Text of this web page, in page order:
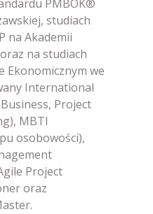
PMBOK®
studiach
na Akademii
na studiach
Ekonomicznym we
International
Project
MBTI
osobowości),
Project
oraz